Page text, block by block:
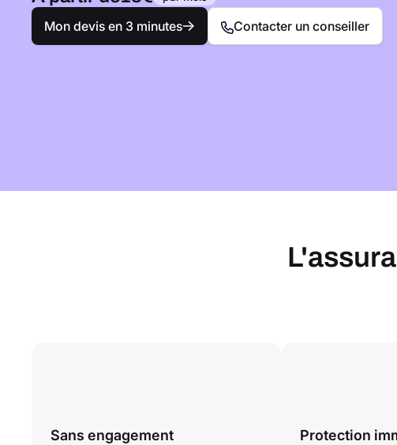
Mon devis en 3 minutes Contacter un conseiller
Sans engagement Protection